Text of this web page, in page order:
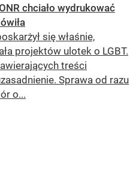
chciało wydrukować
się właśnie,
projektów ulotek o LGBT.
treści
Sprawa od razu
o...